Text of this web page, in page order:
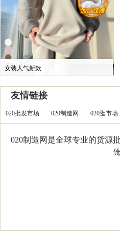
女装人气新款
友情链接
020批发市场 020制造网 020逛市场
020制造网是全球专业的货源